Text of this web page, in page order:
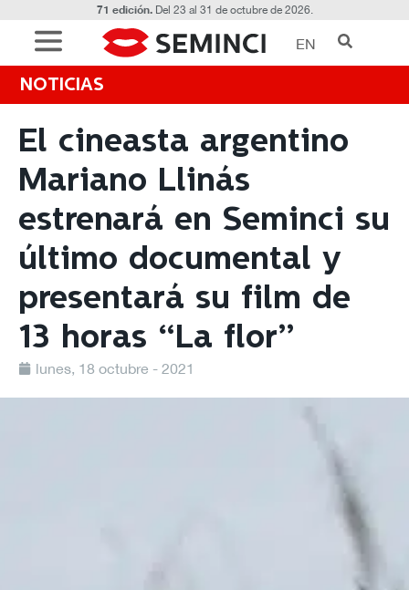
71 edición.Del 23 al 31 de octubre de 2026.
EN
NOTICIAS
El cineasta argentino
Mariano Llinás
estrenará en Seminci su
último documental y
presentará su film de
13 horas “La flor”
lunes, 18 octubre - 2021